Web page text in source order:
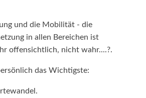
und die Mobilität - die
in allen Bereichen ist
offensichtlich, nicht wahr....?.
das Wichtigste: